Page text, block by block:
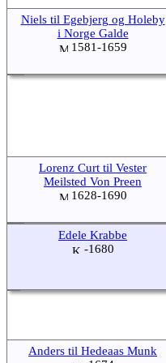
Niels til Egebjerg og Holeby
i Norge Galde
1581-1659
Lorenz Curt til Vester
Meilsted Von Preen
1628-1690
Edele Krabbe
-1680
Anders til Hedeaas Munk